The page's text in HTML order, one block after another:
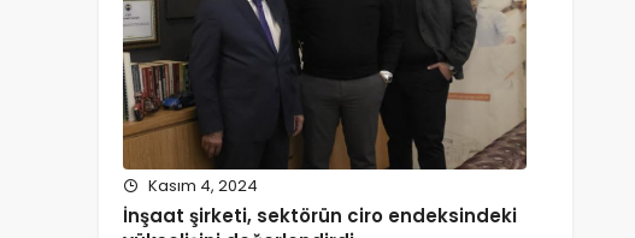
Kasım 4, 2024
İnşaat şirketi, sektörün ciro endeksindeki